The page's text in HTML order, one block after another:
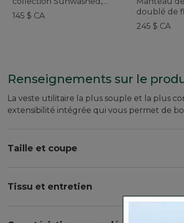
pour femmes
145 $ CA
doublé de
broderie,
245 $ CA
Renseignements sur le
La veste utilitaire la plus souple et la plus
extensibilité intégrée qui vous permet de
Taille et coupe
Longueur reposant bas sur les hanches.
Tissu et entretien